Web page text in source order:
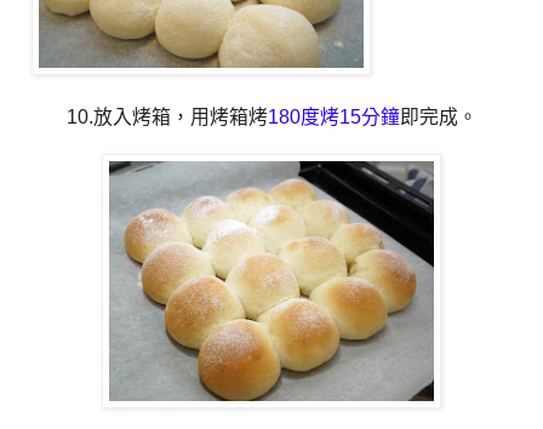
10.放入烤箱，用烤箱烤180度烤15分鐘即完成。